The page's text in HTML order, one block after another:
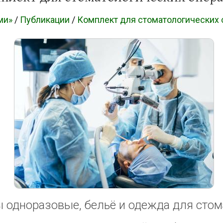
/ Публикации / Комплект для стоматологических
одноразовые, бельё и одежда для